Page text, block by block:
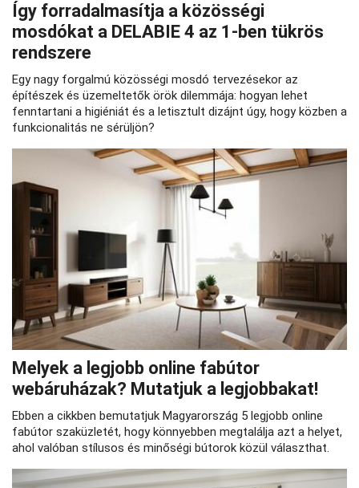
Így forradalmasítja a közösségi
mosdókat a DELABIE 4 az 1-ben tükrös
rendszere
Egy nagy forgalmú közösségi mosdó tervezésekor az
építészek és üzemeltetők örök dilemmája: hogyan lehet
fenntartani a higiéniát és a letisztult dizájnt úgy, hogy közben a
funkcionalitás ne sérüljön?
Melyek a legjobb online fabútor
webáruházak? Mutatjuk a legjobbakat!
Ebben a cikkben bemutatjuk Magyarország 5 legjobb online
fabútor szaküzletét, hogy könnyebben megtalálja azt a helyet,
ahol valóban stílusos és minőségi bútorok közül választhat.